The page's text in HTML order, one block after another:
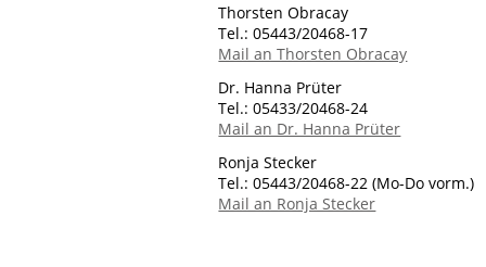
Thorsten Obracay
Tel.: 05443/20468-17
Mail an Thorsten Obracay
Dr. Hanna Prüter
Tel.: 05433/20468-24
Mail an Dr. Hanna Prüter
Ronja Stecker
Tel.: 05443/20468-22 (Mo-Do vorm.)
Mail an Ronja Stecker